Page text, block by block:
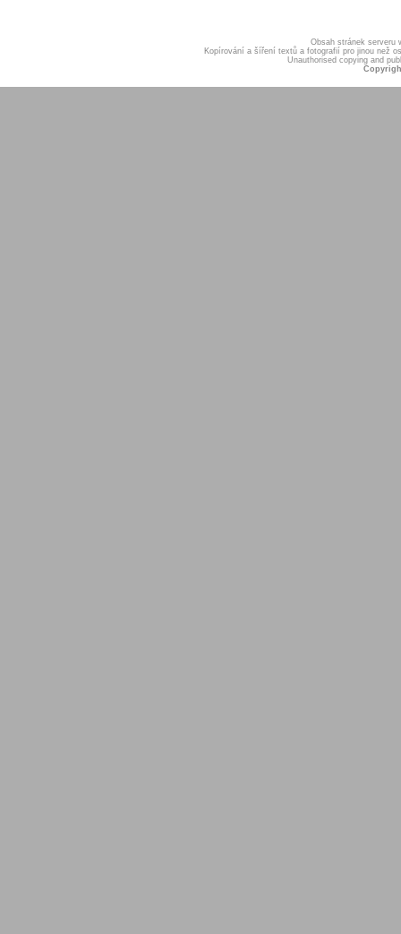
Obsah stránek serveru
Kopírování a šíření textů a fotografií pro jinou než
Unauthorised copying and